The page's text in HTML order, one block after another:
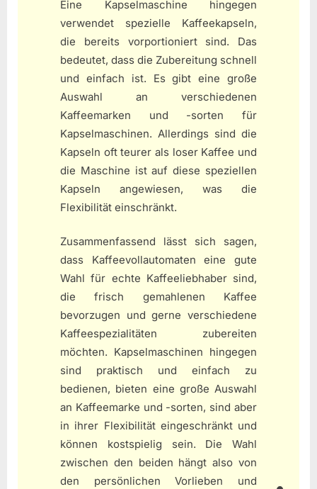
Eine Kapselmaschine hingegen
verwendet spezielle Kaffeekapseln,
die bereits vorportioniert sind. Das
bedeutet, dass die Zubereitung schnell
und einfach ist. Es gibt eine große
Auswahl an verschiedenen
Kaffeemarken und -sorten für
Kapselmaschinen. Allerdings sind die
Kapseln oft teurer als loser Kaffee und
die Maschine ist auf diese speziellen
Kapseln angewiesen, was die
Flexibilität einschränkt.
Zusammenfassend lässt sich sagen,
dass Kaffeevollautomaten eine gute
Wahl für echte Kaffeeliebhaber sind,
die frisch gemahlenen Kaffee
bevorzugen und gerne verschiedene
Kaffeespezialitäten zubereiten
möchten. Kapselmaschinen hingegen
sind praktisch und einfach zu
bedienen, bieten eine große Auswahl
an Kaffeemarke und -sorten, sind aber
in ihrer Flexibilität eingeschränkt und
können kostspielig sein. Die Wahl
zwischen den beiden hängt also von
den persönlichen Vorlieben und